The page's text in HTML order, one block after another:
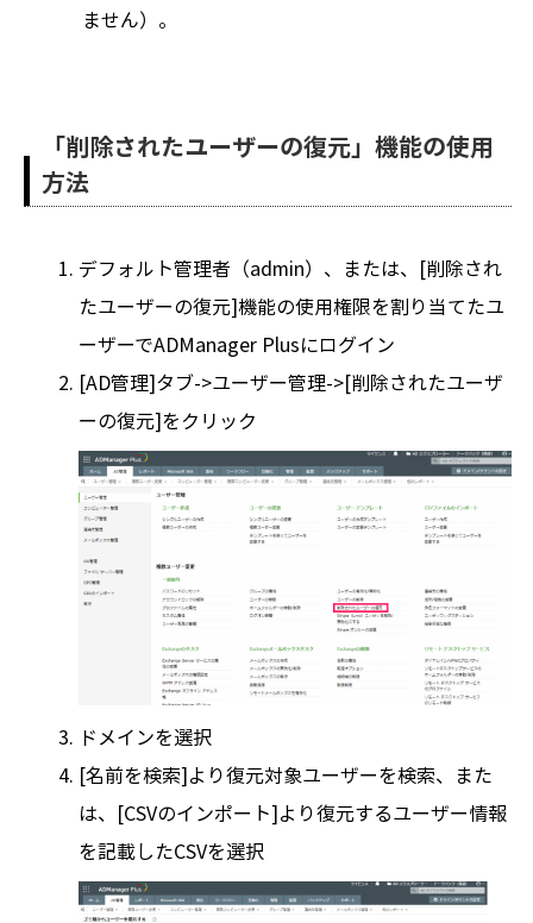
ません）。
「削除されたユーザーの復元」機能の使用
方法
デフォルト管理者（admin）、または、[削除され
たユーザーの復元]機能の使用権限を割り当てたユ
ーザーでADManager Plusにログイン
[AD管理]タブ->ユーザー管理->[削除されたユーザ
ーの復元]をクリック
ドメインを選択
[名前を検索]より復元対象ユーザーを検索、また
は、[CSVのインポート]より復元するユーザー情報
を記載したCSVを選択